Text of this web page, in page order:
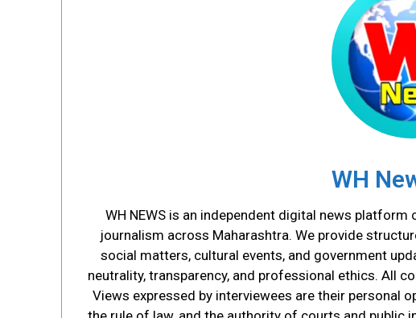
WH
WH NEWS is an independent digital news
journalism across Maharashtra. We provide
social matters, cultural events, and government
neutrality, transparency, and professional ethics. All
Views expressed by interviewees are their personal